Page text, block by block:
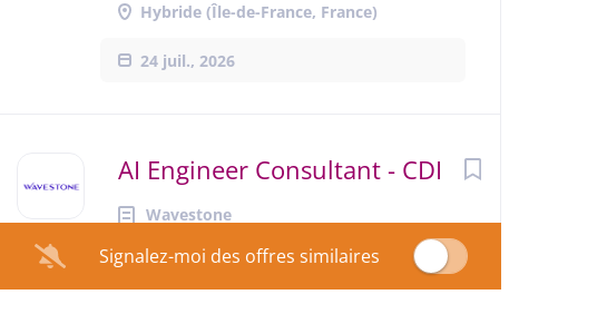
Hybride (Île-de-France, France)
24 juil., 2026
AI Engineer Consultant - CDI
Wavestone
Hybride (Tour Franklin, Puteaux, France)
Signalez-moi des offres similaires